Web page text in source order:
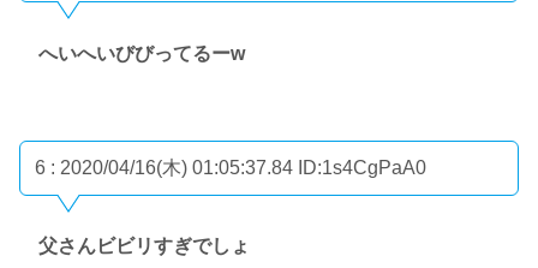
へいへいびびってるーw
6 : 2020/04/16(木) 01:05:37.84 ID:1s4CgPaA0
父さんビビリすぎでしょ